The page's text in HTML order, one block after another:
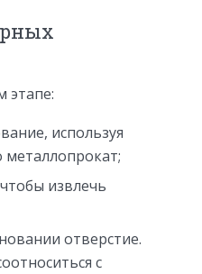
этапе:
используя
извлечь
отверстие.
с